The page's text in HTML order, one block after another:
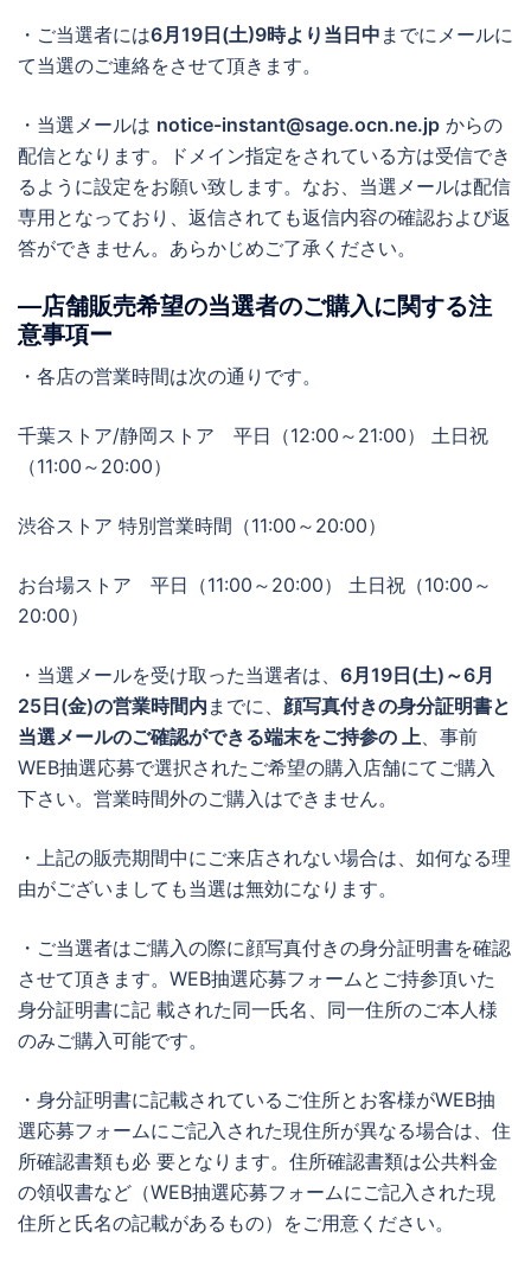
・ご当選者には6月19日(土)9時より当日中 までにメールに
て当選のご連絡をさせて頂きます。
・当選メールは notice-instant@sage.ocn.ne.jp からの
配信となります。ドメイン指定をされている方は受信でき
るように設定をお願い致します。なお、当選メールは配信
専用となっており、返信されても返信内容の確認および返
答ができません。あらかじめご了承ください。
―店舗販売希望の当選者のご購入に関する注
意事項ー
・各店の営業時間は次の通りです。
千葉ストア/静岡ストア 平日（12:00～21:00） 土日祝
（11:00～20:00）
渋谷ストア 特別営業時間（11:00～20:00）
お台場ストア 平日（11:00～20:00） 土日祝（10:00～
20:00）
・当選メールを受け取った当選者は、 6月19日(土)～6月
25日(金)の営業時間内 までに、 顔写真付きの身分証明書と
当選メールのご確認ができる端末をご持参の 上、事前
WEB抽選応募で選択されたご希望の購入店舗にてご購入
下さい。営業時間外のご購入はできません。
・上記の販売期間中にご来店されない場合は、如何なる理
由がございましても当選は無効になります。
・ご当選者はご購入の際に顔写真付きの身分証明書を確認
させて頂きます。WEB抽選応募フォームとご持参頂いた
身分証明書に記 載された同一氏名、同一住所のご本人様
のみご購入可能です。
・身分証明書に記載されているご住所とお客様がWEB抽
選応募フォームにご記入された現住所が異なる場合は、住
所確認書類も必 要となります。住所確認書類は公共料金
の領収書など（WEB抽選応募フォームにご記入された現
住所と氏名の記載があるもの）をご用意ください。